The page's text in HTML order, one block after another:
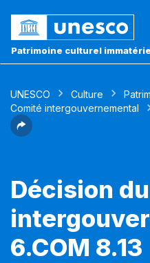
Patrimoine culturel
UNESCO Culture
Comité intergouvernemental
Décision
6.COM 8.13